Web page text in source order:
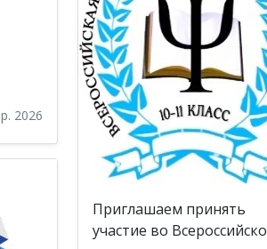
2026
Приглашаем принять
участие во